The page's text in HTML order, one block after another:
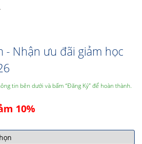
- Nhận ưu đãi giảm học
tin bên dưới và bấm “Đăng Ký” để hoàn thành.
10%